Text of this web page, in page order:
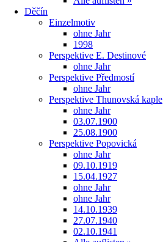
Děčín
Einzelmotiv
ohne Jahr
1998
Perspektive E. Destinové
ohne Jahr
Perspektive Předmostí
ohne Jahr
Perspektive Thunovská kaple
ohne Jahr
03.07.1900
25.08.1900
Perspektive Popovická
ohne Jahr
09.10.1919
15.04.1927
ohne Jahr
ohne Jahr
14.10.1939
27.07.1940
02.10.1941